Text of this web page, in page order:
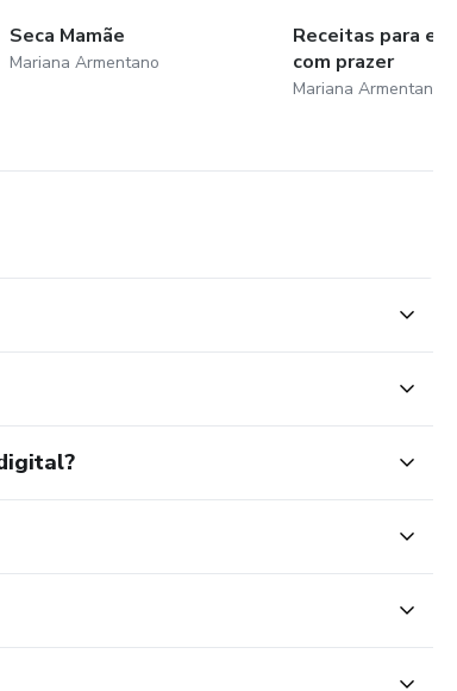
Seca Mamãe
Mariana Armentano
Receitas para
com prazer
Mariana Armentano